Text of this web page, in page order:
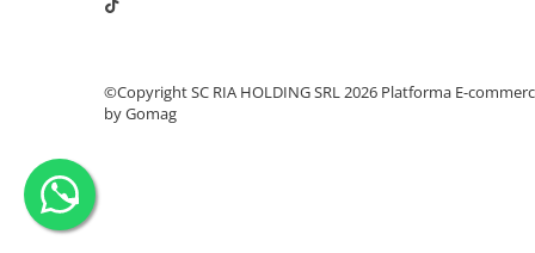
©Copyright SC RIA HOLDING SRL 2026 Platforma E-
by Gomag